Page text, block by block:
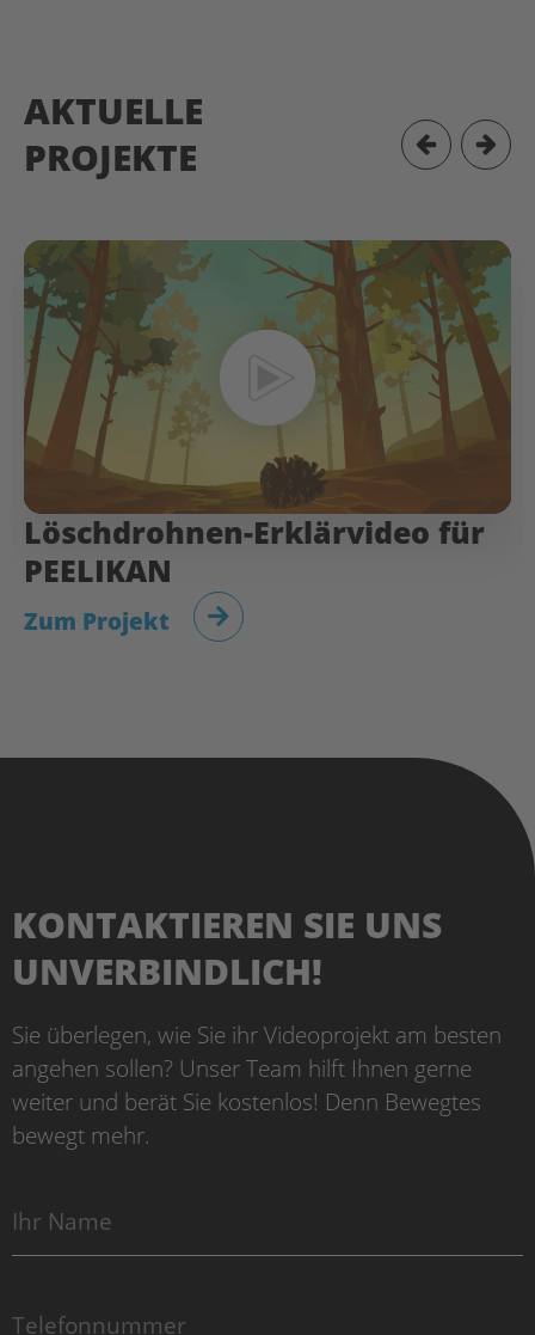
AKTUELLE
PROJEKTE
Löschdrohnen-Erklärvideo für
PEELIKAN
Zum Projekt
KONTAKTIEREN SIE UNS
UNVERBINDLICH!
Sie überlegen, wie Sie ihr Videoprojekt am besten
angehen sollen? Unser Team hilft Ihnen gerne
weiter und berät Sie kostenlos! Denn Bewegtes
bewegt mehr.